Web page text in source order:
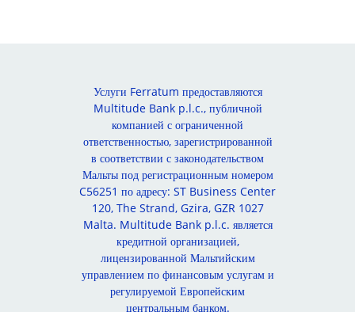
Услуги Ferratum предоставляются
Multitude Bank p.l.c., публичной
компанией с ограниченной
ответственностью, зарегистрированной
в соответствии с законодательством
Мальты под регистрационным номером
C56251 по адресу: ST Business Center
120, The Strand, Gzira, GZR 1027
Malta. Multitude Bank p.l.c. является
кредитной организацией,
лицензированной Мальтийским
управлением по финансовым услугам и
регулируемой Европейским
центральным банком.